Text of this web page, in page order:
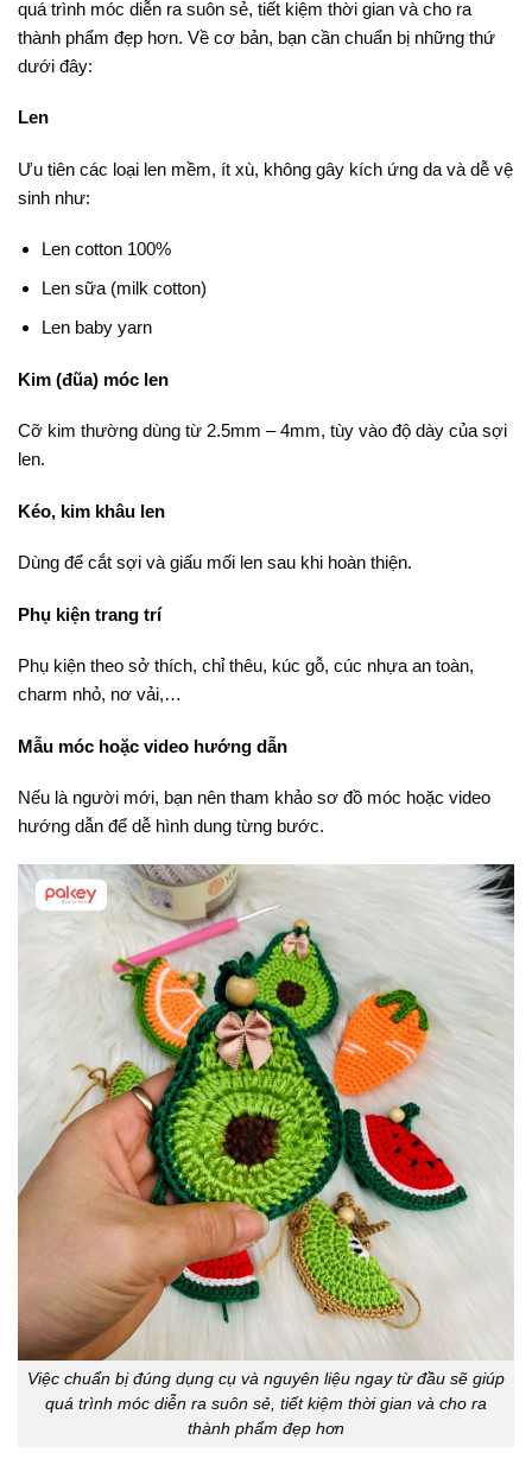
quá trình móc diễn ra suôn sẻ, tiết kiệm thời gian và cho ra
thành phẩm đẹp hơn. Về cơ bản, bạn cần chuẩn bị những thứ
dưới đây:
Len
Ưu tiên các loại len mềm, ít xù, không gây kích ứng da và dễ vệ
sinh như:
Len cotton 100%
Len sữa (milk cotton)
Len baby yarn
Kim (đũa) móc len
Cỡ kim thường dùng từ 2.5mm – 4mm, tùy vào độ dày của sợi
len.
Kéo, kim khâu len
Dùng để cắt sợi và giấu mối len sau khi hoàn thiện.
Phụ kiện trang trí
Phụ kiện theo sở thích, chỉ thêu, kúc gỗ, cúc nhựa an toàn,
charm nhỏ, nơ vải,…
Mẫu móc hoặc video hướng dẫn
Nếu là người mới, bạn nên tham khảo sơ đồ móc hoặc video
hướng dẫn để dễ hình dung từng bước.
Việc chuẩn bị đúng dụng cụ và nguyên liệu ngay từ đầu sẽ giúp
quá trình móc diễn ra suôn sẻ, tiết kiệm thời gian và cho ra
thành phẩm đẹp hơn